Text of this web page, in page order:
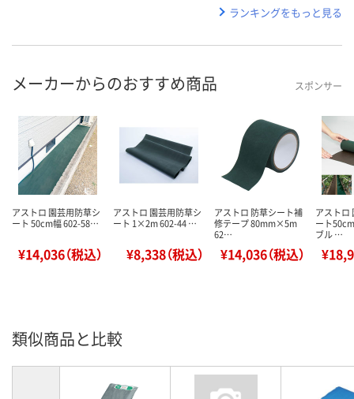
ランキングをもっと見る
メーカーからのおすすめ商品 スポンサー
アストロ 園芸用防草シ
ート 50cm幅 602-58…
¥14,036（税込）
アストロ 園芸用防草シ
ート 1×2m 602-44 …
¥8,338（税込）
アストロ 防草シート補
修テープ 80mm×5m
62…
¥14,036（税込）
アストロ
ート
ブル …
類似商品と比較